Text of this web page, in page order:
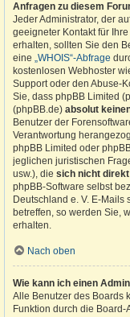
Anfragen zu diesem
Jeder Administrator, der
geeigneter Kontakt für
erhalten, sollten Sie den
eine „WHOIS“-Abfrage
kostenlosen Webhoster
Support oder den Abuse-
Sie, dass phpBB Limited
(phpBB.de) absolut
Benutzer der
Verantwortung
phpBB Limited oder
jeglichen juristischen
usw.), die sich nicht direkt
phpBB-Software selbst
Deutschland e. V. E-Mails
betreffen, so werden Sie,
erhalten.
Nach oben
Wie kann ich einen
Alle Benutzer des Boards
Funktion durch die